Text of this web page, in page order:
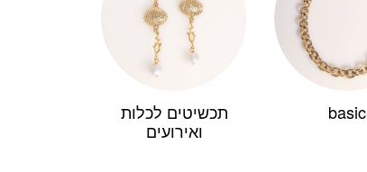
basic
תכשיטים לכלות
ואירועים